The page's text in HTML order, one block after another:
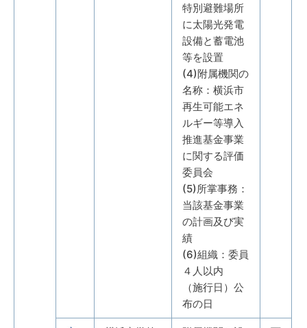
特別避難場所
に太陽光発電
設備と蓄電池
等を設置
(4)附属機関の
名称：横浜市
再生可能エネ
ルギー等導入
推進基金事業
に関する評価
委員会
(5)所掌事務：
当該基金事業
の計画及び実
績
(6)組織：委員
４人以内
（施行日）公
布の日